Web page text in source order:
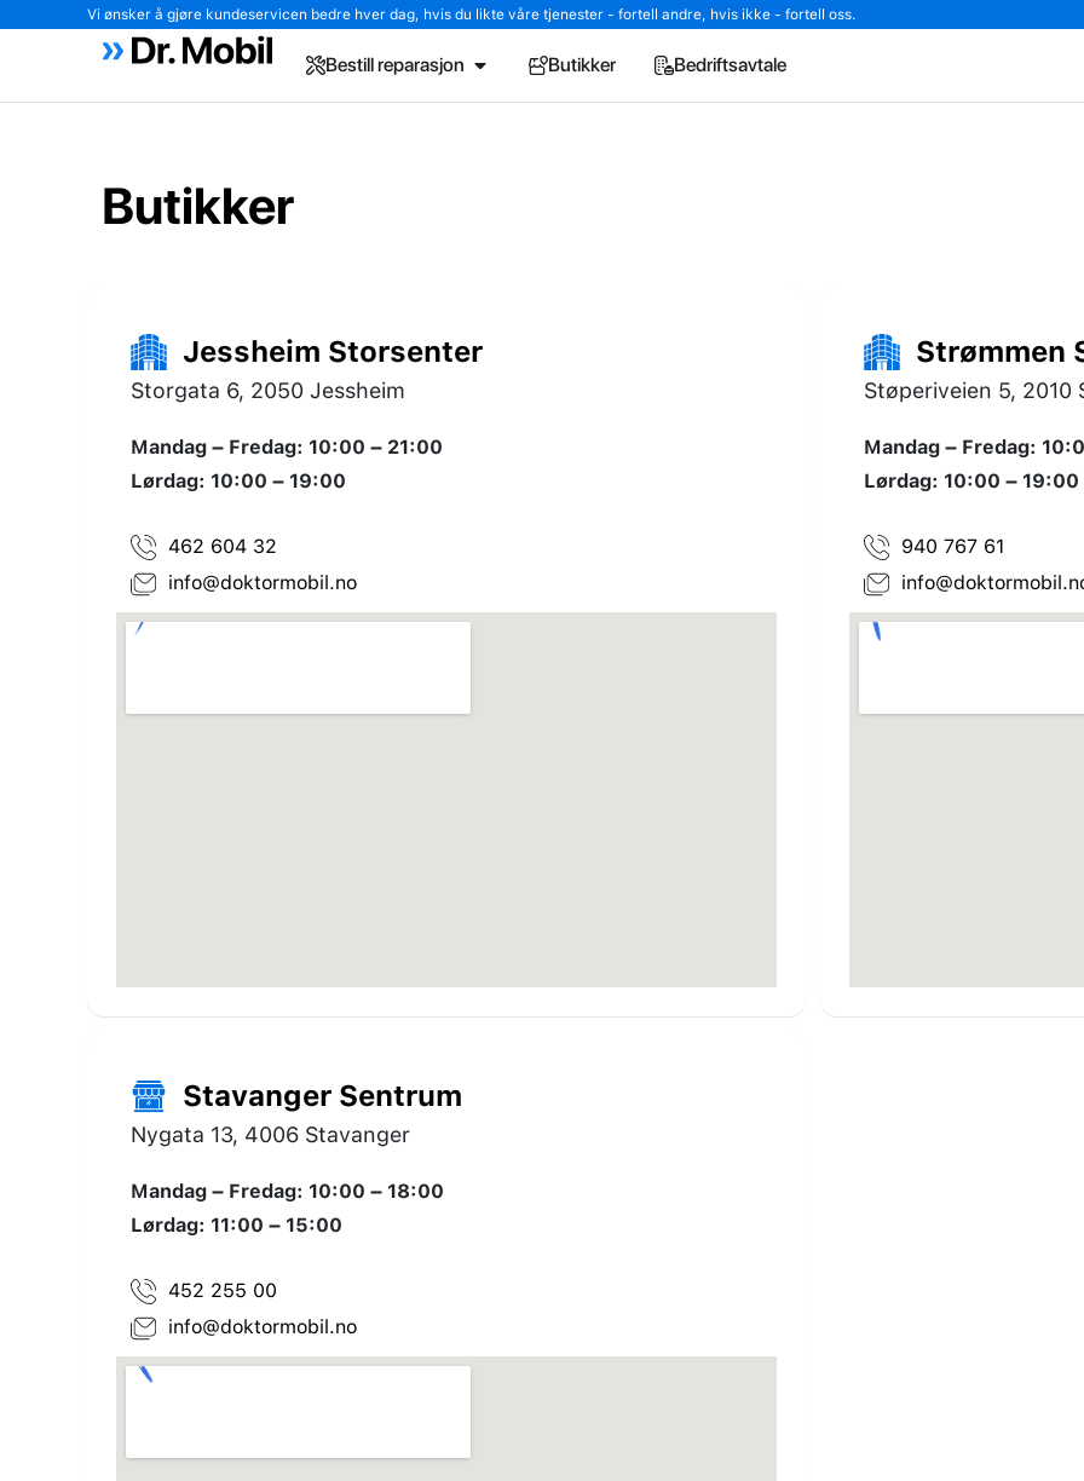
Vi ønsker å gjøre kundeservicen bedre hver dag, hvis du likte våre tjenester - fortell andre, hvis ikke - fortell oss.
Bestill reparasjon Butikker Bedriftsavtale
Butikker
Jessheim Storsenter
Storgata 6, 2050 Jessheim
Mandag – Fredag: 10:00 – 21:00
Lørdag: 10:00 – 19:00
462 604 32
info@doktormobil.no
Strømmen
Støperiveien 5, 2010
Mandag – Fredag:
Lørdag: 10:00 – 19:00
940 767 61
Stavanger Sentrum
Nygata 13, 4006 Stavanger
Mandag – Fredag: 10:00 – 18:00
Lørdag: 11:00 – 15:00
452 255 00
info@doktormobil.no